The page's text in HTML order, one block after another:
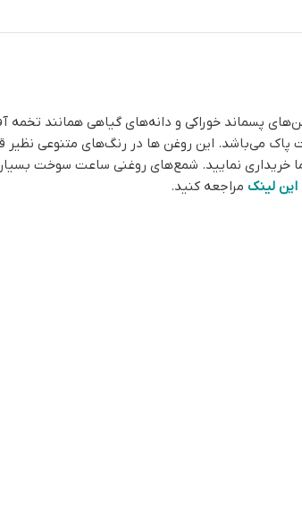
پسماند خوراکی و دانه‌های گیاهی همانند تخمه
خریداری نمایید. شمع‌های روغنی ساعت سوخت
این لینک مراجعه کنید.